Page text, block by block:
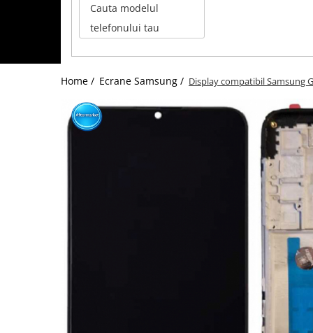
tableta
Ecrane iPhone
Ecrane Huawei / Honor
Ecrane Xiaomi / Redmi
Cauta modelul
telefonului tau
Home / Ecrane Samsung / Display compatibil Samsung